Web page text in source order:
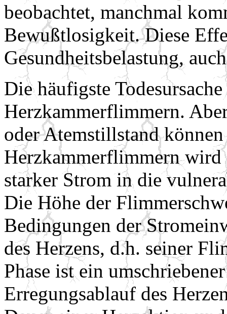
beobachtet, manchmal
Bewußtlosigkeit. Diese
Gesundheitsbelastung,
Die häufigste
Herzkammerflimmern.
oder Atemstillstand
Herzkammerflimmern wird
starker Strom in die
Die Höhe der
Bedingungen der
des Herzens, d.h. seiner
Phase ist ein
Erregungsablauf des